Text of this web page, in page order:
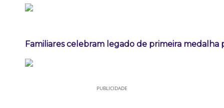
Familiares celebram legado de primeira medalha
PUBLICIDADE